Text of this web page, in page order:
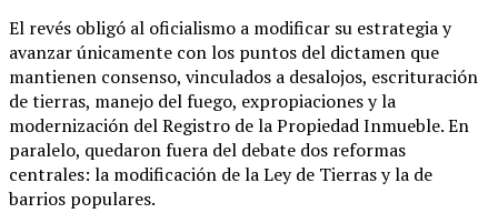
El revés obligó al oficialismo a modificar su estrategia y
avanzar únicamente con los puntos del dictamen que
mantienen consenso, vinculados a desalojos, escrituración
de tierras, manejo del fuego, expropiaciones y la
modernización del Registro de la Propiedad Inmueble. En
paralelo, quedaron fuera del debate dos reformas
centrales: la modificación de la Ley de Tierras y la de
barrios populares.